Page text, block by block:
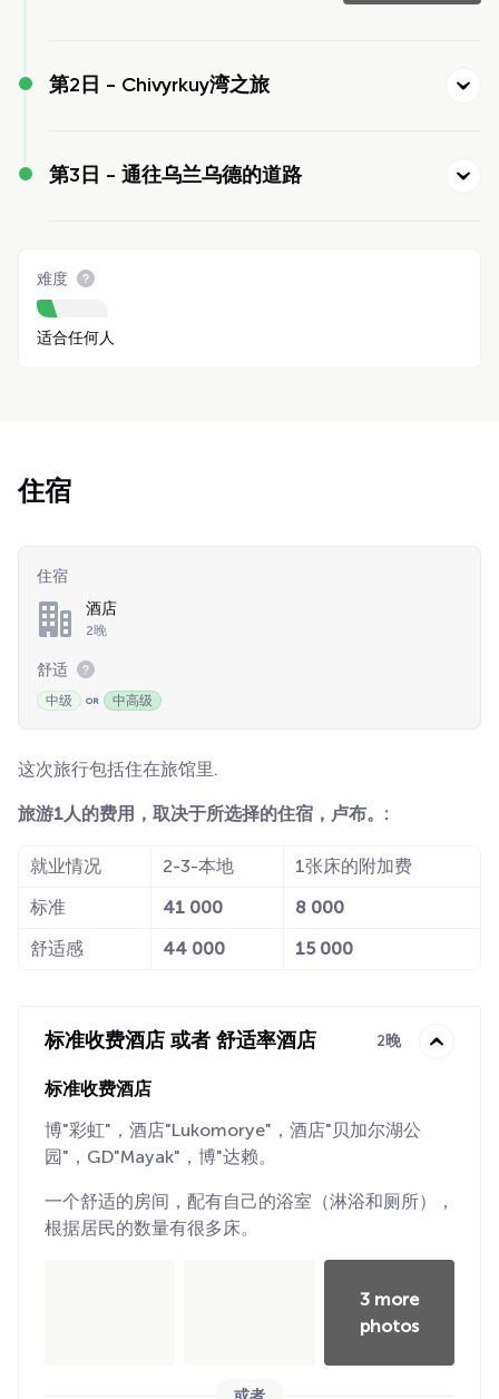
第2日 - Chivyrkuy湾之旅
第3日 - 通往乌兰乌德的道路
难度
适合任何人
住宿
住宿
酒店
2晚
舒适
中级 中高级
这次旅行包括住在旅馆里.
旅游1人的费用，取决于所选择的住宿，卢布。:
就业情况 2-3-本地
1张床的附加费
标准
41 000
8 000
舒适感
44 000 15 000
标准收费酒店 或者 舒适率酒店 2晚
标准收费酒店
博"彩虹"，酒店"Lukomorye"，酒店"贝加尔湖公
园"，GD"Mayak"，博"达赖。
一个舒适的房间，配有自己的浴室（淋浴和厕所），
根据居民的数量有很多床。
3 more
photos